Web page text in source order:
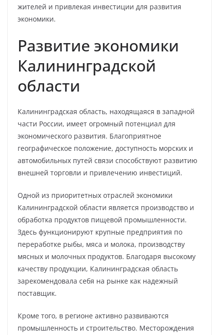
жителей и привлекая инвестиции для развития
экономики.
Развитие экономики
Калининградской
области
Калининградская область, находящаяся в западной
части России, имеет огромный потенциал для
экономического развития. Благоприятное
географическое положение, доступность морских и
автомобильных путей связи способствуют развитию
внешней торговли и привлечению инвестиций.
Одной из приоритетных отраслей экономики
Калининградской области является производство и
обработка продуктов пищевой промышленности.
Здесь функционируют крупные предприятия по
переработке рыбы, мяса и молока, производству
мясных и молочных продуктов. Благодаря высокому
качеству продукции, Калининградская область
зарекомендовала себя на рынке как надежный
поставщик.
Кроме того, в регионе активно развиваются
промышленность и строительство. Месторождения